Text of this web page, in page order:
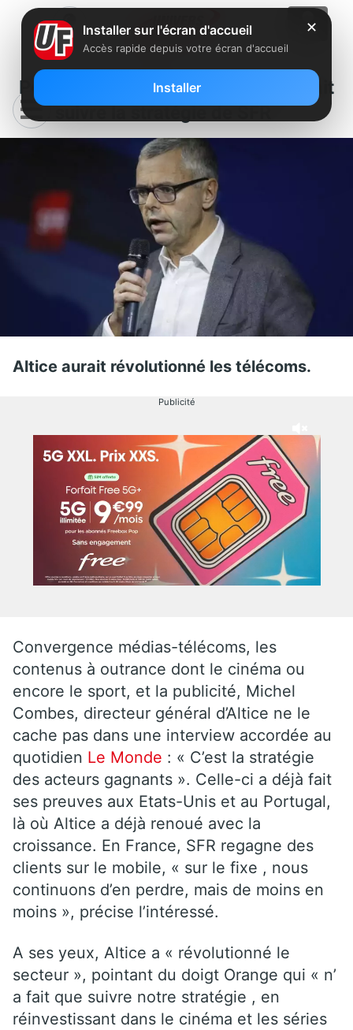
Pour le DG d’Altice, Orange ne fait
que suivre la stratégie de SFR
Altice aurait révolutionné les télécoms.
Publicité
Convergence médias-télécoms, les
contenus à outrance dont le cinéma ou
encore le sport, et la publicité, Michel
Combes, directeur général d’Altice ne le
cache pas dans une interview accordée au
quotidien Le Monde : « C’est la stratégie
des acteurs gagnants ». Celle-ci a déjà fait
ses preuves aux Etats-Unis et au Portugal,
là où Altice a déjà renoué avec la
croissance. En France, SFR regagne des
clients sur le mobile, « sur le fixe , nous
continuons d’en perdre, mais de moins en
moins », précise l’intéressé.
A ses yeux, Altice a « révolutionné le
secteur », pointant du doigt Orange qui « n’
a fait que suivre notre stratégie , en
réinvestissant dans le cinéma et les séries
✕
Installer sur l'écran d'accueil
Accès rapide depuis votre écran d'accueil
Installer